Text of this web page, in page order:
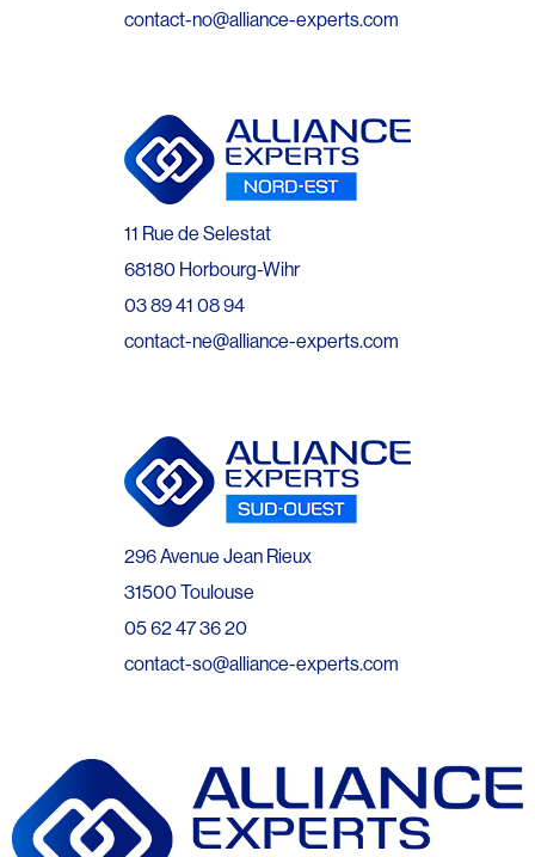
contact-no@alliance-experts.com
11 Rue de Selestat
68180 Horbourg-Wihr
03 89 41 08 94
contact-ne@alliance-experts.com
296 Avenue Jean Rieux
31500 Toulouse
05 62 47 36 20
contact-so@alliance-experts.com